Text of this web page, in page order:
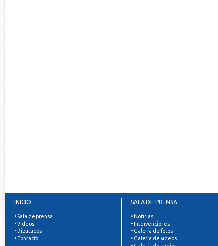
INICIO
• Sala de prensa
• Videos
• Diputados
• Contacto
SALA DE PRENSA
• Noticias
• Intervenciones
• Galería de fotos
• Galería de videos